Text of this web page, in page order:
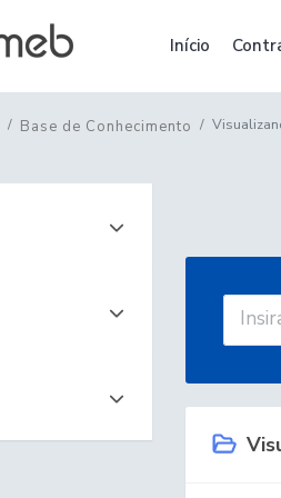
Início
Base de Conhecimento